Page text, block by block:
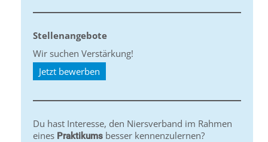
Stellenangebote
Wir suchen Verstärkung!
Jetzt bewerben
Du hast Interesse, den Niersverband im Rahmen
eines Praktikums besser kennenzulernen?